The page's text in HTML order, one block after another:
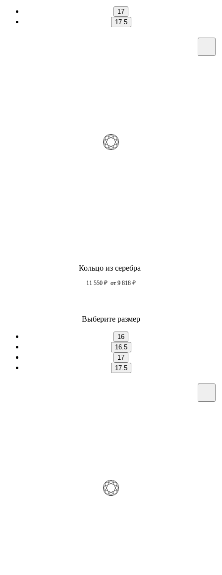
17
17.5
Кольцо из серебра
11 550 ₽ от 9 818 ₽
Выберите размер
16
16.5
17
17.5